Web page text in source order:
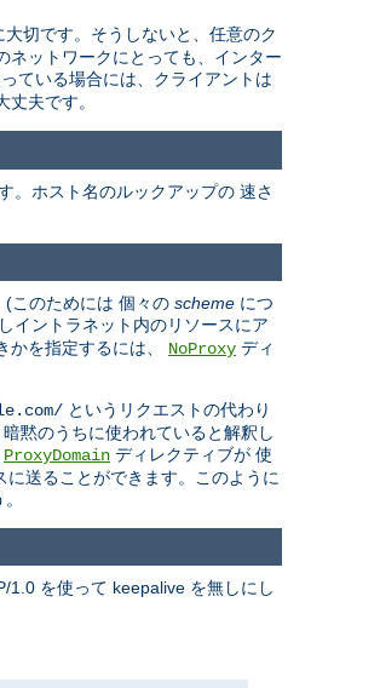
切です。そうしないと、任意のク
ネットワークにとっても、インター
ている場合には、クライアントは
夫です。
。ホスト名のルックアップの 速さ
このためには 個々の scheme につ
イントラネット内のリソースにア
かを指定するには、 NoProxy ディ
というリクエストの代わり
黙のうちに使われていると解釈し
ProxyDomain ディレクティブが 使
に送ることができます。このように
1.0 を使って keepalive を無しにし